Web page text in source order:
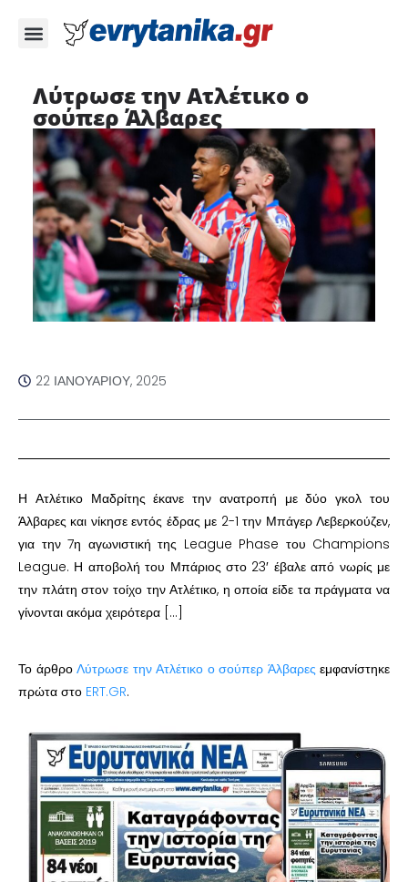
Λύτρωσε την Ατλέτικο ο
σούπερ Άλβαρες
22 ΙΑΝΟΥΑΡΊΟΥ, 2025
Η Ατλέτικο Μαδρίτης έκανε την ανατροπή με δύο γκολ του
Άλβαρες και νίκησε εντός έδρας με 2-1 την Μπάγερ Λεβερκούζεν,
για την 7η αγωνιστική της League Phase του Champions
League. Η αποβολή του Μπάριος στο 23′ έβαλε από νωρίς με
την πλάτη στον τοίχο την Ατλέτικο, η οποία είδε τα πράγματα να
γίνονται ακόμα χειρότερα […]
Το άρθρο Λύτρωσε την Ατλέτικο ο σούπερ Άλβαρες εμφανίστηκε
πρώτα στο ERT.GR.